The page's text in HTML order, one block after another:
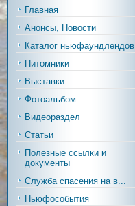
Главная
Анонсы, Новости
Каталог ньюфаундлендов
Питомники
Выставки
Фотоальбом
Видеораздел
Статьи
Полезные ссылки и
документы
Служба спасения на в...
Ньюфособытия